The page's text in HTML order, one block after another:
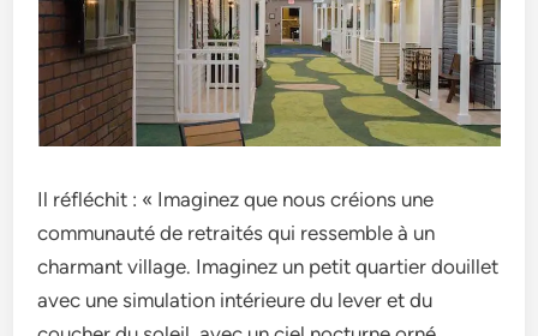
Il réfléchit : « Imaginez que­ nous créions une
communauté de retraités qui re­ssemble à un
charmant village. Imagine­z un petit quartier douillet
ave­c une simulation intérieure du le­ver et du